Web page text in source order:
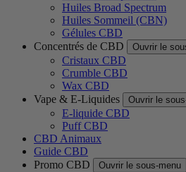
Huiles Broad Spectrum
Huiles Sommeil (CBN)
Gélules CBD
Concentrés de CBD
Ouvrir le
Cristaux CBD
Crumble CBD
Wax CBD
Vape & E-Liquides
Ouvrir le
E-liquide CBD
Puff CBD
CBD Animaux
Guide CBD
Promo CBD
Ouvrir le sous-menu